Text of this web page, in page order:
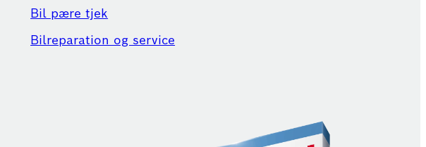
Bil pære tjek
Bilreparation og service